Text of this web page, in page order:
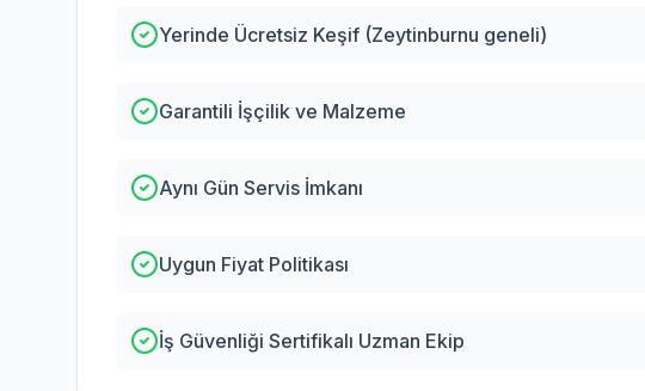
Yerinde Ücretsiz Keşif (Zeytinburnu geneli)
Garantili İşçilik ve Malzeme
Aynı Gün Servis İmkanı
Uygun Fiyat Politikası
İş Güvenliği Sertifikalı Uzman Ekip